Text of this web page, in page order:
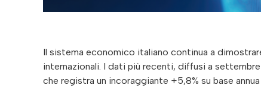
Il sistema economico italiano continua a
internazionali. I dati più recenti, diffusi a
che registra un incoraggiante +5,8% su base